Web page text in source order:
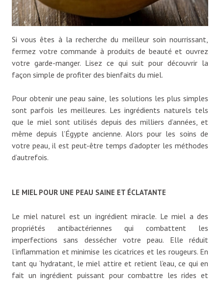
Si vous êtes à la recherche du meilleur soin nourrissant,
fermez votre commande à produits de beauté et ouvrez
votre garde-manger. Lisez ce qui suit pour découvrir la
façon simple de profiter des bienfaits du miel.
Pour obtenir une peau saine, les solutions les plus simples
sont parfois les meilleures. Les ingrédients naturels tels
que le miel sont utilisés depuis des milliers d’années, et
même depuis l’Égypte ancienne. Alors pour les soins de
votre peau, il est peut-être temps d’adopter les méthodes
d’autrefois.
LE MIEL POUR UNE PEAU SAINE ET ÉCLATANTE
Le miel naturel est un ingrédient miracle. Le miel a des
propriétés antibactériennes qui combattent les
imperfections sans dessécher votre peau. Elle réduit
l’inflammation et minimise les cicatrices et les rougeurs. En
tant qu ‘hydratant, le miel attire et retient l’eau, ce qui en
fait un ingrédient puissant pour combattre les rides et